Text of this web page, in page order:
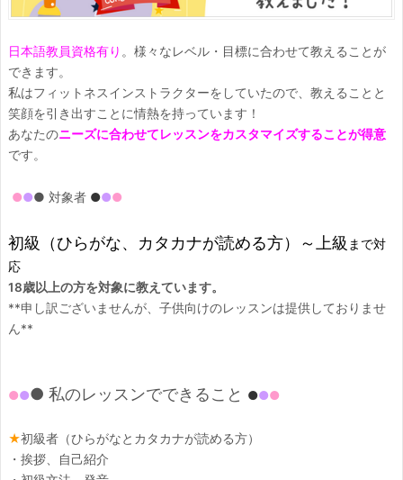
日本語教員資格有り 。様々なレベル・目標に合わせて教えることが
できます。
私はフィットネスインストラクターをしていたので、教えることと
笑顔を引き出すことに情熱を持っています！
あなたのニーズに合わせてレッスンをカスタマイズすることが得意
です。
●●● 対象者 ●●●
初級（ひらがな、カタカナが読める方）～上級 まで対
応
18歳以上の方を対象に教えています。
**申し訳ございませんが、子供向けのレッスンは提供しておりませ
ん**
●●● 私のレッスンでできること ●●●
★初級者（ひらがなとカタカナが読める方）
・挨拶、自己紹介